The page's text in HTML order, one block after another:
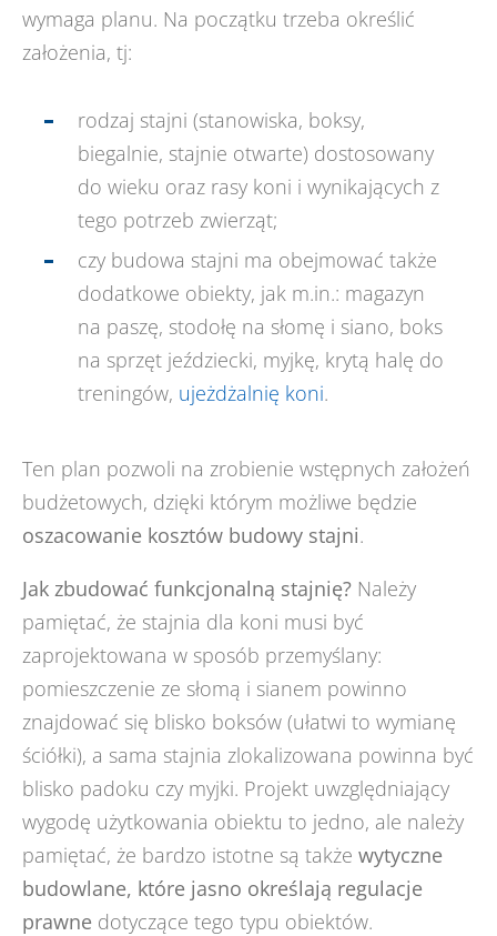
wymaga planu. Na początku trzeba określić
założenia, tj:
rodzaj stajni (stanowiska, boksy,
biegalnie, stajnie otwarte) dostosowany
do wieku oraz rasy koni i wynikających z
tego potrzeb zwierząt;
czy budowa stajni ma obejmować także
dodatkowe obiekty, jak m.in.: magazyn
na paszę, stodołę na słomę i siano, boks
na sprzęt jeździecki, myjkę, krytą halę do
treningów, ujeżdżalnię koni.
Ten plan pozwoli na zrobienie wstępnych założeń
budżetowych, dzięki którym możliwe będzie
oszacowanie kosztów budowy stajni.
Jak zbudować funkcjonalną stajnię? Należy
pamiętać, że stajnia dla koni musi być
zaprojektowana w sposób przemyślany:
pomieszczenie ze słomą i sianem powinno
znajdować się blisko boksów (ułatwi to wymianę
ściółki), a sama stajnia zlokalizowana powinna być
blisko padoku czy myjki. Projekt uwzględniający
wygodę użytkowania obiektu to jedno, ale należy
pamiętać, że bardzo istotne są także wytyczne
budowlane, które jasno określają regulacje
prawne dotyczące tego typu obiektów.